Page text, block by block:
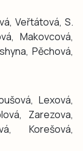
Veřtátová, S.
Makovcová,
Pěchová,
Lexová,
Zarezova,
Korešová,